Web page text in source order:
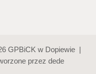
GPBiCK w Dopiewie |
przez dede